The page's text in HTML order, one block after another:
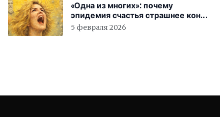
«Одна из многих»: почему
эпидемия счастья страшнее конца
света
5 февраля 2026